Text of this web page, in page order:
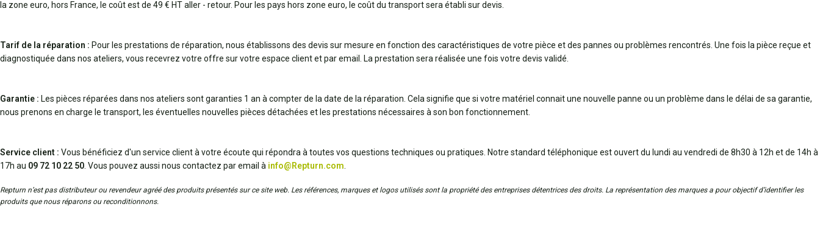
la zone euro, hors France, le coût est de 49 € HT aller - retour. Pour les pays hors zone euro, le coût du transport sera établi sur devis.
Tarif de la réparation : Pour les prestations de réparation, nous établissons des devis sur mesure en fonction des caractéristiques de votre pièce et des pannes ou problèmes rencontrés. Une fois la pièce reçue et
diagnostiquée dans nos ateliers, vous recevrez votre offre sur votre espace client et par email. La prestation sera réalisée une fois votre devis validé.
Garantie : Les pièces réparées dans nos ateliers sont garanties 1 an à compter de la date de la réparation. Cela signifie que si votre matériel connait une nouvelle panne ou un problème dans le délai de sa garantie,
nous prenons en charge le transport, les éventuelles nouvelles pièces détachées et les prestations nécessaires à son bon fonctionnement.
Service client : Vous bénéficiez d'un service client à votre écoute qui répondra à toutes vos questions techniques ou pratiques. Notre standard téléphonique est ouvert du lundi au vendredi de 8h30 à 12h et de 14h à
17h au 09 72 10 22 50 . Vous pouvez aussi nous contactez par email à info@Repturn.com
Repturn n’est pas distributeur ou revendeur agréé des produits présentés sur ce site web. Les références, marques et logos utilisés sont la propriété des entreprises détentrices des droits. La représentation des marques a pour objectif d’identifier les
produits que nous réparons ou reconditionnons.